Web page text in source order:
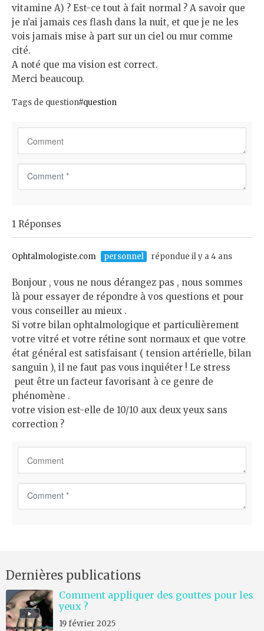
vitamine A) ? Est-ce tout à fait normal ? A savoir que
je n’ai jamais ces flash dans la nuit, et que je ne les
vois jamais mise à part sur un ciel ou mur comme
cité.
A noté que ma vision est correct.
Merci beaucoup.
Tags de question#question
e
n
t
1 Réponses
Ophtalmologiste.com personnel répondue il y a 4 ans
Bonjour , vous ne nous dérangez pas , nous sommes
là pour essayer de répondre à vos questions et pour
vous conseiller au mieux .
Si votre bilan ophtalmologique et particulièrement
votre vitré et votre rétine sont normaux et que votre
état général est satisfaisant ( tension artérielle, bilan
sanguin ), il ne faut pas vous inquiéter ! Le stress
peut être un facteur favorisant à ce genre de
phénomène .
votre vision est-elle de 10/10 aux deux yeux sans
correction ?
t
*
Dernières publications
Comment appliquer des gouttes pour les
yeux ?
19 février 2025